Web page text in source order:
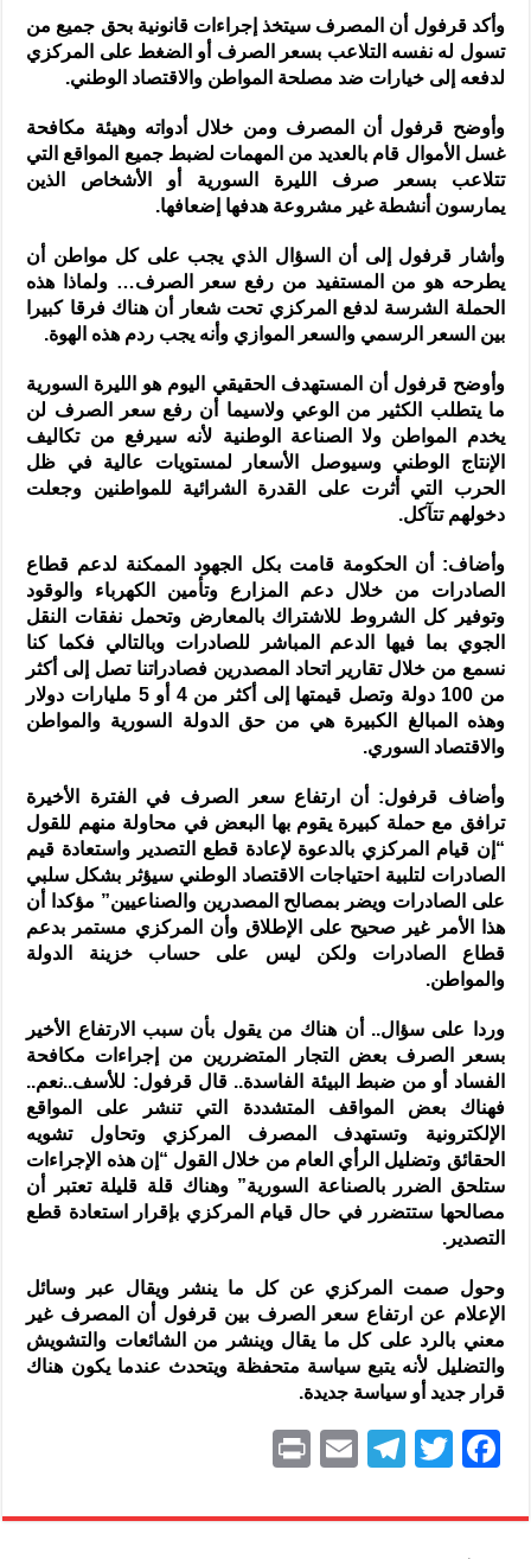
وأكد قرفول أن المصرف سيتخذ إجراءات قانونية بحق جميع من
تسول له نفسه التلاعب بسعر الصرف أو الضغط على المركزي
لدفعه إلى خيارات ضد مصلحة المواطن والاقتصاد الوطني.
وأوضح قرفول أن المصرف ومن خلال أدواته وهيئة مكافحة
غسل الأموال قام بالعديد من المهمات لضبط جميع المواقع التي
تتلاعب بسعر صرف الليرة السورية أو الأشخاص الذين
يمارسون أنشطة غير مشروعة هدفها إضعافها.
وأشار قرفول إلى أن السؤال الذي يجب على كل مواطن أن
يطرحه هو من المستفيد من رفع سعر الصرف… ولماذا هذه
الحملة الشرسة لدفع المركزي تحت شعار أن هناك فرقا كبيرا
بين السعر الرسمي والسعر الموازي وأنه يجب ردم هذه الهوة.
وأوضح قرفول أن المستهدف الحقيقي اليوم هو الليرة السورية
ما يتطلب الكثير من الوعي ولاسيما أن رفع سعر الصرف لن
يخدم المواطن ولا الصناعة الوطنية لأنه سيرفع من تكاليف
الإنتاج الوطني وسيوصل الأسعار لمستويات عالية في ظل
الحرب التي أثرت على القدرة الشرائية للمواطنين وجعلت
دخولهم تتآكل.
وأضاف: أن الحكومة قامت بكل الجهود الممكنة لدعم قطاع
الصادرات من خلال دعم المزارع وتأمين الكهرباء والوقود
وتوفير كل الشروط للاشتراك بالمعارض وتحمل نفقات النقل
الجوي بما فيها الدعم المباشر للصادرات وبالتالي فكما كنا
نسمع من خلال تقارير اتحاد المصدرين فصادراتنا تصل إلى أكثر
من 100 دولة وتصل قيمتها إلى أكثر من 4 أو 5 مليارات دولار
وهذه المبالغ الكبيرة هي من حق الدولة السورية والمواطن
والاقتصاد السوري.
وأضاف قرفول: أن ارتفاع سعر الصرف في الفترة الأخيرة
ترافق مع حملة كبيرة يقوم بها البعض في محاولة منهم للقول
“إن قيام المركزي بالدعوة لإعادة قطع التصدير واستعادة قيم
الصادرات لتلبية احتياجات الاقتصاد الوطني سيؤثر بشكل سلبي
على الصادرات ويضر بمصالح المصدرين والصناعيين” مؤكدا أن
هذا الأمر غير صحيح على الإطلاق وأن المركزي مستمر بدعم
قطاع الصادرات ولكن ليس على حساب خزينة الدولة
والمواطن.
وردا على سؤال.. أن هناك من يقول بأن سبب الارتفاع الأخير
بسعر الصرف بعض التجار المتضررين من إجراءات مكافحة
الفساد أو من ضبط البيئة الفاسدة.. قال قرفول: للأسف..نعم..
فهناك بعض المواقف المتشددة التي تنشر على المواقع
الإلكترونية وتستهدف المصرف المركزي وتحاول تشويه
الحقائق وتضليل الرأي العام من خلال القول “إن هذه الإجراءات
ستلحق الضرر بالصناعة السورية” وهناك قلة قليلة تعتبر أن
مصالحها ستتضرر في حال قيام المركزي بإقرار استعادة قطع
التصدير.
وحول صمت المركزي عن كل ما ينشر ويقال عبر وسائل
الإعلام عن ارتفاع سعر الصرف بين قرفول أن المصرف غير
معني بالرد على كل ما يقال وينشر من الشائعات والتشويش
والتضليل لأنه يتبع سياسة متحفظة ويتحدث عندما يكون هناك
قرار جديد أو سياسة جديدة.
F
c
T
itt
T
e
E
ai
nt